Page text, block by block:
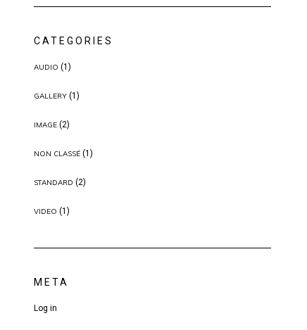
CATEGORIES
AUDIO (1)
GALLERY(1)
IMAGE(2)
NON CLASSÉ(1)
STANDARD (2)
VIDEO (1)
META
Log in